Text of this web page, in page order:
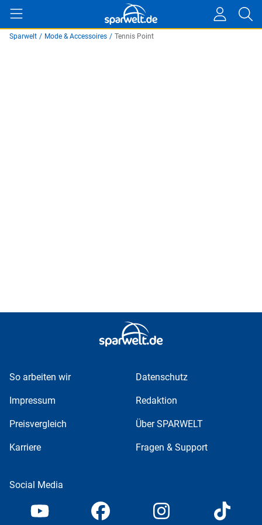
Sparwelt / Mode & Accessoires / Tennis Point
So arbeiten wir Datenschutz
Impressum Redaktion
Preisvergleich Über SPARWELT
Karriere Fragen & Support
Social Media